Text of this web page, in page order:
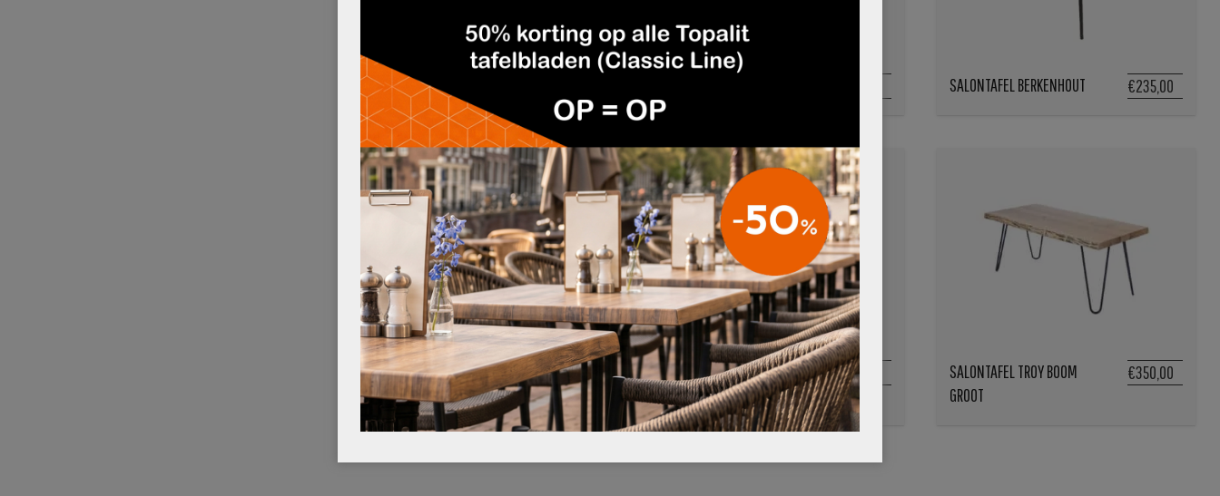
SALONTAFEL EIKEN RUSTIEK SALONTAFEL BERKENHOUT €235,00
SALONTAFEL TROY €149,95 SALONTAFEL TROY BOOM €175,00
SALONTAFEL TROY BOOM
GROOT
€350,00